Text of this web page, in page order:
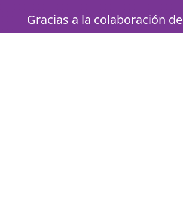
Gracias a la colaboración de